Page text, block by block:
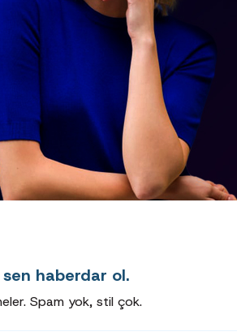
haberdar ol.
Spam yok, stil çok.